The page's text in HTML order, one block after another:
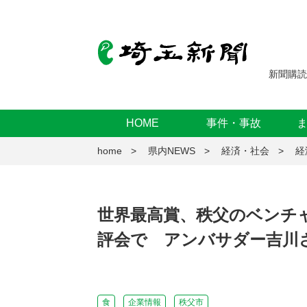
新聞購読
HOME 事件・事故
home 県内NEWS 経済・社会 経
世界最高賞、秩父のベン
評会で アンバサダー吉川
食 企業情報 秩父市